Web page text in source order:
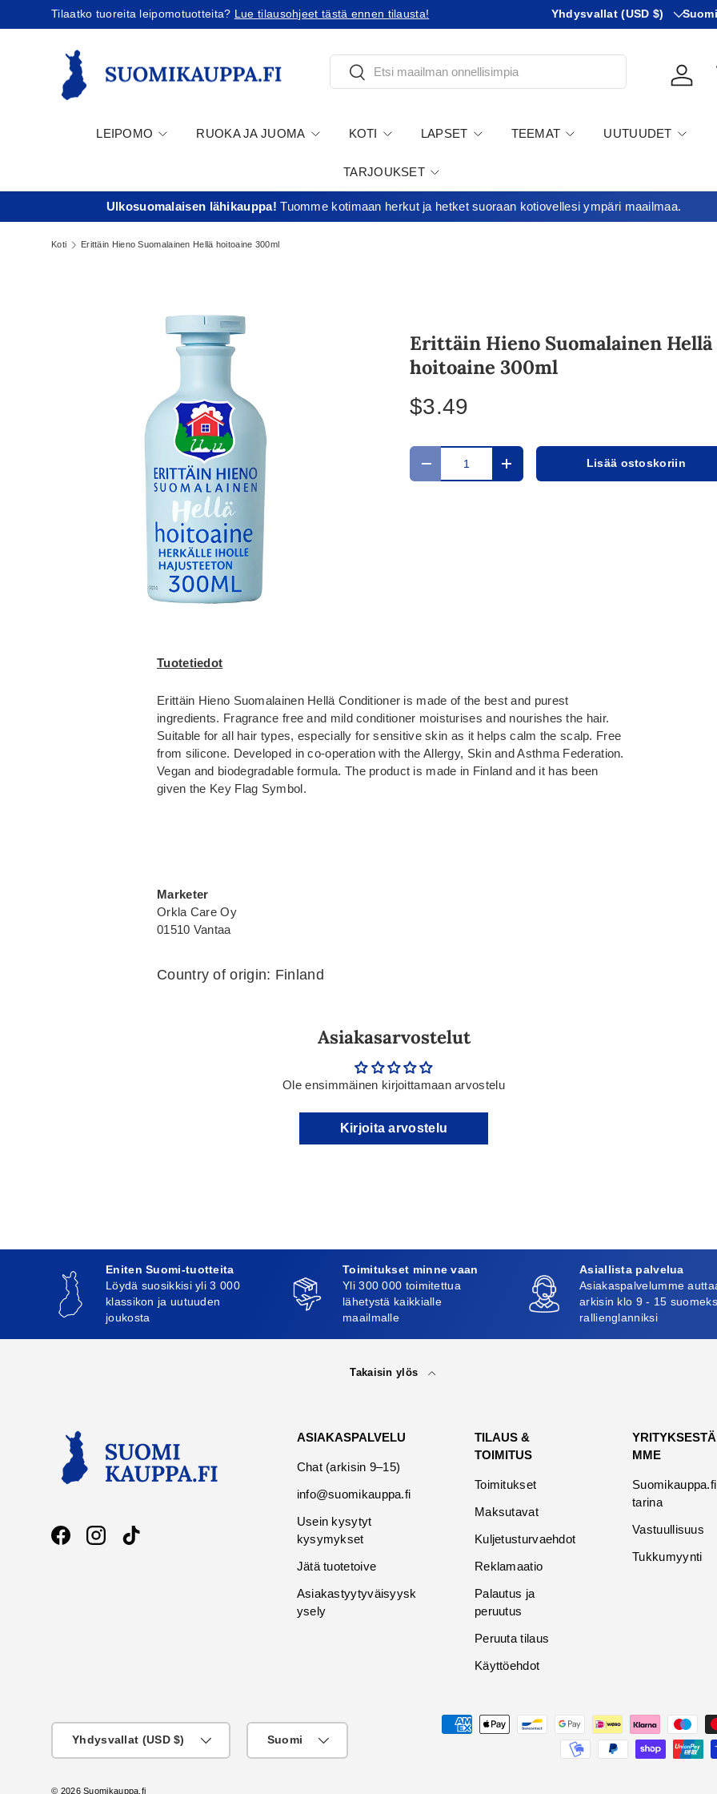
Jatka sisältöön
Tilaatko tuoreita leipomotuotteita? Lue tilausohjeet tästä ennen tilausta! Tilaatko Yhdysvaltoihin?Tutustu
Maa
Yhdysvallat (USD $) KIeli
Suomi
Etsi
LEIPOMO RUOKA JA JUOMA KOTI LAPSET TEEMAT UUTUUDET
TARJOUKSET
Ulkosuomalaisen lähikauppa!Tuomme kotimaan herkut ja hetket suoraan kotiovellesi ympäri maailmaa.
Koti Erittäin Hieno Suomalainen Hellä hoitoaine 300ml
Erittäin Hieno Suomalainen Hellä
hoitoaine 300ml
$3.49
Määrä
Translation missing: fi.cart.items.decrease_quantity
Translation missing:Lisää ostoskoriin
Tuotetiedot
Erittäin Hieno Suomalainen Hellä Conditioner is made of the best and purest
ingredients. Fragrance free and mild conditioner moisturises and nourishes the hair.
Suitable for all hair types, especially for sensitive skin as it helps calm the scalp. Free
from silicone. Developed in co-operation with the Allergy, Skin and Asthma Federation.
Vegan and biodegradable formula. The product is made in Finland and it has been
given the Key Flag Symbol.
Marketer
Orkla Care Oy
01510 Vantaa
Country of origin: Finland
Asiakasarvostelut
Ole ensimmäinen kirjoittamaan arvostelu
Kirjoita arvostelu
Eniten Suomi-tuotteita
Löydä suosikkisi yli 3 000
klassikon ja uutuuden
joukosta
Toimitukset minne vaan
Yli 300 000 toimitettua
lähetystä kaikkialle
maailmalle
Asiallista palvelua
Asiakaspalvelumme
arkisin klo 9 - 15
rallienglanniksi
Takaisin ylös
FacebookInstagramTikTok
ASIAKASPALVELU
Chat (arkisin 9–15)
info@suomikauppa.fi
Usein kysytyt
kysymykset
Jätä tuotetoive
Asiakastyytyväisyysk
ysely
TILAUS &
TOIMITUS
Toimitukset
Maksutavat
Kuljetusturvaehdot
Reklamaatio
Palautus ja
peruutus
Peruuta tilaus
Käyttöehdot
YRITYKSESTÄ
MME
Suomikauppa.fi
tarina
Vastuullisuus
Tukkumyynti
Maksutavat
Yhdysvallat (USD $)
Suomi
© 2026Suomikauppa.fi